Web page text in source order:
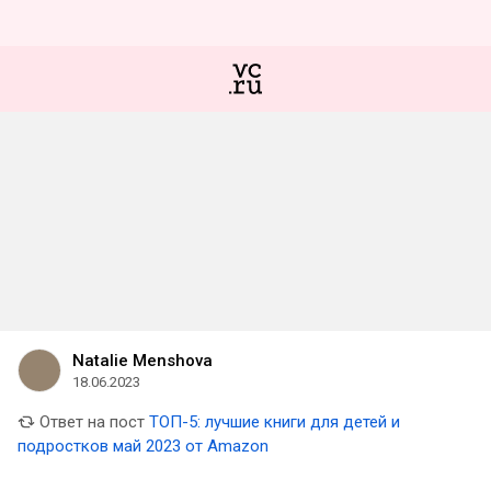
Natalie Menshova
18.06.2023
Ответ на пост ТОП-5: лучшие книги для детей и
подростков май 2023 от Amazon